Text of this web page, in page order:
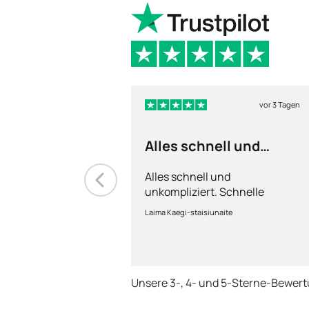
vor 3 Tagen
Alles schnell und
Alles schnell und
unkompliziert. Schnelle
Lieferung.
Laima Kaegi-staisiunaite
Unsere 3-, 4- und 5-Sterne-